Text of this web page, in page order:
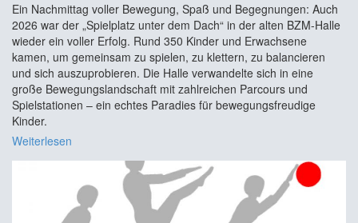
Ein Nachmittag voller Bewegung, Spaß und Begegnungen: Auch
2026 war der „Spielplatz unter dem Dach“ in der alten BZM-Halle
wieder ein voller Erfolg. Rund 350 Kinder und Erwachsene
kamen, um gemeinsam zu spielen, zu klettern, zu balancieren
und sich auszuprobieren. Die Halle verwandelte sich in eine
große Bewegungslandschaft mit zahlreichen Parcours und
Spielstationen – ein echtes Paradies für bewegungsfreudige
Kinder.
Weiterlesen